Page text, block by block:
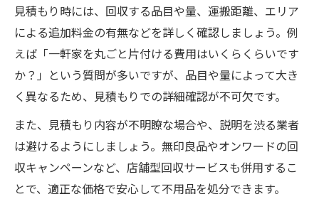
見積もり時には、回収する品目や量、運搬距離、エリア
による追加料金の有無などを詳しく確認しましょう。例
えば「一軒家を丸ごと片付ける費用はいくらくらいです
か？」という質問が多いですが、品目や量によって大き
く異なるため、見積もりでの詳細確認が不可欠です。
また、見積もり内容が不明瞭な場合や、説明を渋る業者
は避けるようにしましょう。無印良品やオンワードの回
収キャンペーンなど、店舗型回収サービスも併用するこ
とで、適正な価格で安心して不用品を処分できます。